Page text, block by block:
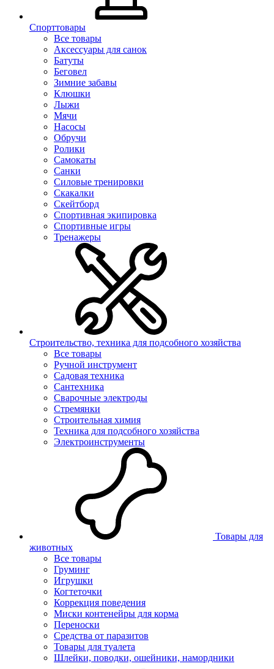
Спорттовары
Все товары
Аксессуары для санок
Батуты
Беговел
Зимние забавы
Клюшки
Лыжи
Мячи
Насосы
Обручи
Ролики
Самокаты
Санки
Силовые тренировки
Скакалки
Скейтборд
Спортивная экипировка
Спортивные игры
Тренажеры
Строительство, техника для подсобного хозяйства
Все товары
Ручной инструмент
Садовая техника
Сантехника
Сварочные электроды
Стремянки
Строительная химия
Техника для подсобного хозяйства
Электроинструменты
Товары для
животных
Все товары
Груминг
Игрушки
Когтеточки
Коррекция поведения
Миски контенейры для корма
Переноски
Средства от паразитов
Товары для туалета
Шлейки, поводки, ошейники, намордники